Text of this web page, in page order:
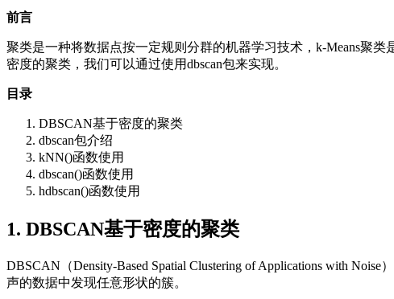
前言
聚类是一种将数据点按一定规则分群的机器学习技术，k-Means聚
密度的聚类，我们可以通过使用dbscan包来实现。
目录
DBSCAN基于密度的聚类
dbscan包介绍
kNN()函数使用
dbscan()函数使用
hdbscan()函数使用
1. DBSCAN基于密度的聚类
DBSCAN（Density-Based Spatial Clustering of Applications with
声的数据中发现任意形状的簇。